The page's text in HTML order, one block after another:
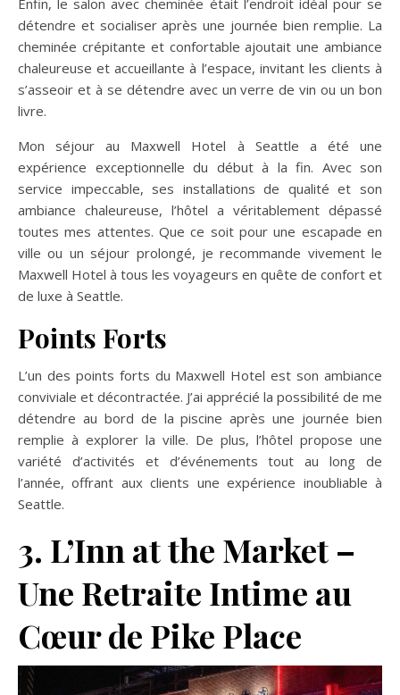
Enfin, le salon avec cheminée était l’endroit idéal pour se
détendre et socialiser après une journée bien remplie. La
cheminée crépitante et confortable ajoutait une ambiance
chaleureuse et accueillante à l’espace, invitant les clients à
s’asseoir et à se détendre avec un verre de vin ou un bon
livre.
Mon séjour au Maxwell Hotel à Seattle a été une
expérience exceptionnelle du début à la fin. Avec son
service impeccable, ses installations de qualité et son
ambiance chaleureuse, l’hôtel a véritablement dépassé
toutes mes attentes. Que ce soit pour une escapade en
ville ou un séjour prolongé, je recommande vivement le
Maxwell Hotel à tous les voyageurs en quête de confort et
de luxe à Seattle.
Points Forts
L’un des points forts du Maxwell Hotel est son ambiance
conviviale et décontractée. J’ai apprécié la possibilité de me
détendre au bord de la piscine après une journée bien
remplie à explorer la ville. De plus, l’hôtel propose une
variété d’activités et d’événements tout au long de
l’année, offrant aux clients une expérience inoubliable à
Seattle.
3. L’Inn at the Market –
Une Retraite Intime au
Cœur de Pike Place